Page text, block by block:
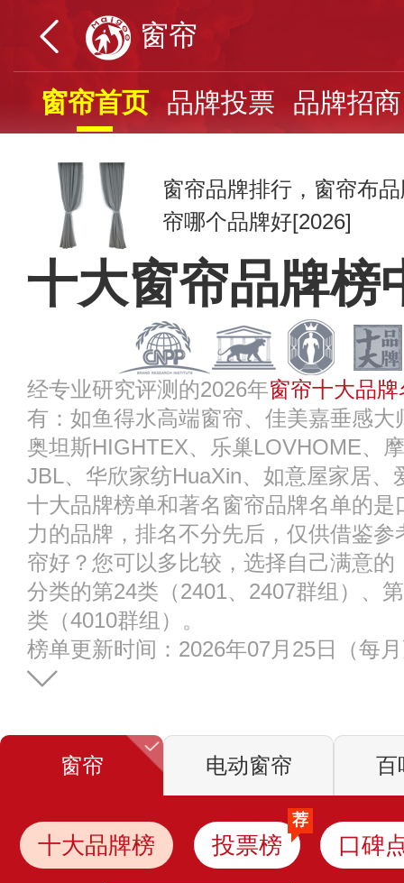
窗帘
窗帘首页 品牌投票 品牌招商
窗帘品牌排行，窗帘布
帘哪个品牌好[2026]
十大窗帘品牌榜
经专业研究评测的2026年窗帘十大品
有：如鱼得水高端窗帘、佳美嘉垂感
奥坦斯HIGHTEX、乐巢LOVHOME、
JBL、华欣家纺HuaXin、如意屋家居、
十大品牌榜单和著名窗帘品牌名单的
力的品牌，排名不分先后，仅供借鉴
帘好？您可以多比较，选择自己满意
分类的第24类（2401、2407群组）、
类（4010群组）。
榜单更新时间：2026年07月25日（每
窗帘 电动窗帘 百
十大品牌榜 投票榜
荐
口碑